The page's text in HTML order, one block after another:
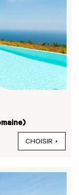
CHOISIR